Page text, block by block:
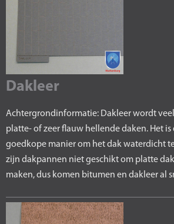
Dakleer
Achtergrondinformatie: Dakleer wordt
platte- of zeer flauw hellende daken. Het is
goedkope manier om het dak waterdicht
zijn dakpannen niet geschikt om platte
maken, dus komen bitumen en dakleer al